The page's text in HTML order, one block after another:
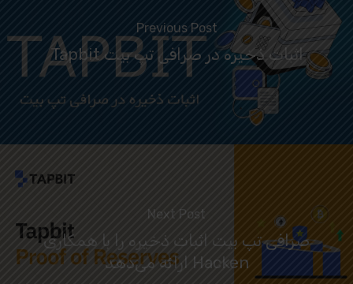
Previous Post
اثبات ذخیره در صرافی تپ بیت Tapbit
Next Post
صرافی تپ بیت اثبات ذخیره را با همکاری
Hacken ارائه می‌دهد